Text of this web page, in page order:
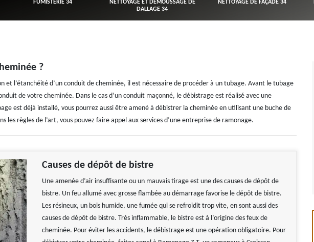
FUMISTERIE 34
NETTOYAGE ET DÉMOUSSAGE DE
DALLAGE 34
NETTOYAGE DE FAÇADE 34
?
et l’étanchéité d’un conduit de cheminée, il est nécessaire de procéder à un tubage. Avant le tubage
de votre cheminée. Dans le cas d’un conduit maçonné, le débistrage est réalisé avec une
est déjà installé, vous pourrez aussi être amené à débistrer la cheminée en utilisant une buche de
les règles de l’art, vous pouvez faire appel aux services d’une entreprise de ramonage.
Causes de dépôt de bistre
Une amenée d’air insuffisante ou un mauvais tirage est une des causes de dépôt de
bistre. Un feu allumé avec grosse flambée au démarrage favorise le dépôt de bistre.
Les résineux, un bois humide, une fumée qui se refroidit trop vite, en sont aussi des
causes de dépôt de bistre. Très inflammable, le bistre est à l’origine des feux de
cheminée. Pour éviter les accidents, le débistrage est une opération obligatoire. Pour